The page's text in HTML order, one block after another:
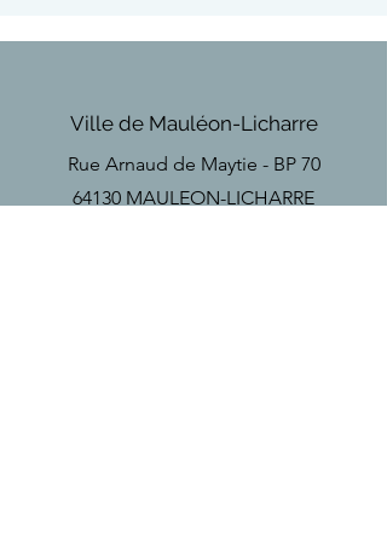
Ville de Mauléon-Licharre
Rue Arnaud de Maytie - BP 70
64130 MAULEON-LICHARRE